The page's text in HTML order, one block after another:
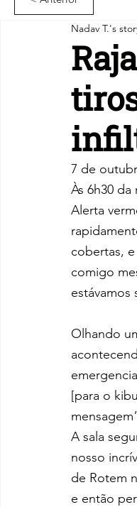
Nadav T.'s
7 de
Às 6h30
Alerta
cobertas,
comigo
estávamos
Olhando
[para o
A sala
nosso
de Rotem
e então